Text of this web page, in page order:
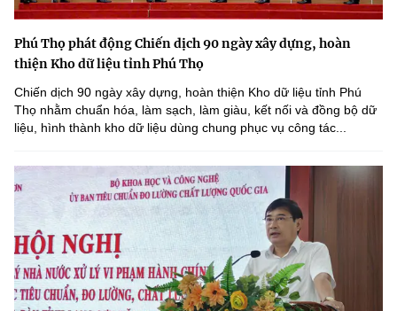
Phú Thọ phát động Chiến dịch 90 ngày xây dựng, hoàn
thiện Kho dữ liệu tỉnh Phú Thọ
Chiến dịch 90 ngày xây dựng, hoàn thiện Kho dữ liệu tỉnh Phú
Thọ nhằm chuẩn hóa, làm sạch, làm giàu, kết nối và đồng bộ dữ
liệu, hình thành kho dữ liệu dùng chung phục vụ công tác...